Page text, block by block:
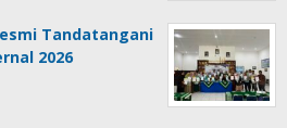
Tandatangani
2026